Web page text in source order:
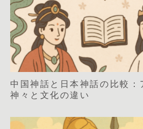
中国神話と日本神話の比較：
神々と文化の違い